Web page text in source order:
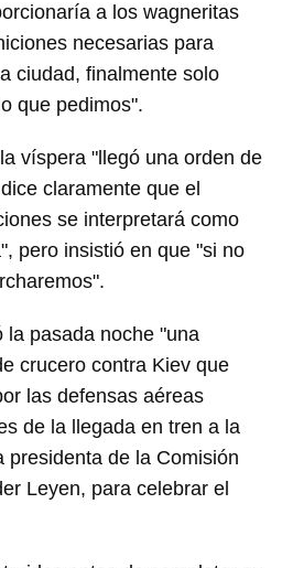
a los wagneritas
necesarias para
ciudad, finalmente solo
que pedimos".
víspera "llegó una orden de
claramente que el
se interpretará como
pero insistió en que "si no
la pasada noche "una
crucero contra Kiev que
las defensas aéreas
de la llegada en tren a la
presidenta de la Comisión
Leyen, para celebrar el